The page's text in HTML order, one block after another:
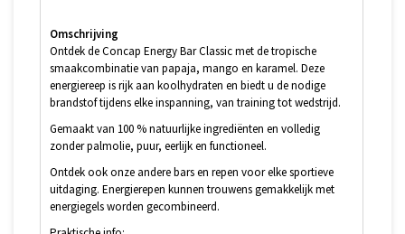
Omschrijving
Ontdek de Concap Energy Bar Classic met de tropische
smaakcombinatie van papaja, mango en karamel. Deze
energiereep is rijk aan koolhydraten en biedt u de nodige
brandstof tijdens elke inspanning, van training tot wedstrijd.
Gemaakt van 100 % natuurlijke ingrediënten en volledig
zonder palmolie, puur, eerlijk en functioneel.
Ontdek ook onze andere bars en repen voor elke sportieve
uitdaging. Energierepen kunnen trouwens gemakkelijk met
energiegels worden gecombineerd.